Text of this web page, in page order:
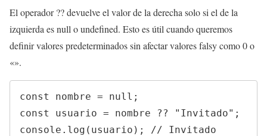
El operador ?? devuelve el valor de la derecha solo si el de la
izquierda es null o undefined. Esto es útil cuando queremos
definir valores predeterminados sin afectar valores falsy como 0 o
«».
const nombre = null;
const usuario = nombre ?? "Invitado";
console.log(usuario); // Invitado